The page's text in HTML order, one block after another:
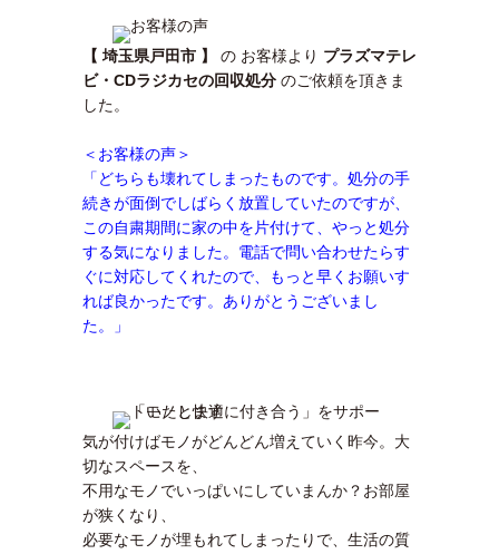
【 埼玉県戸田市 】 の お客様より プラズマテレ
ビ・CDラジカセの回収処分 のご依頼を頂きま
した。
＜お客様の声＞
「どちらも壊れてしまったものです。処分の手
続きが面倒でしばらく放置していたのですが、
この自粛期間に家の中を片付けて、やっと処分
する気になりました。 電話で問い合わせたらす
ぐに対応してくれたので、もっと早くお願いす
れば良かったです。ありがとうございまし
た。」
気が付けばモノがどんどん増えていく昨今。大
切なスペースを、
不用なモノでいっぱいにしていまんか？お部屋
が狭くなり、
必要なモノが埋もれてしまったりで、生活の質